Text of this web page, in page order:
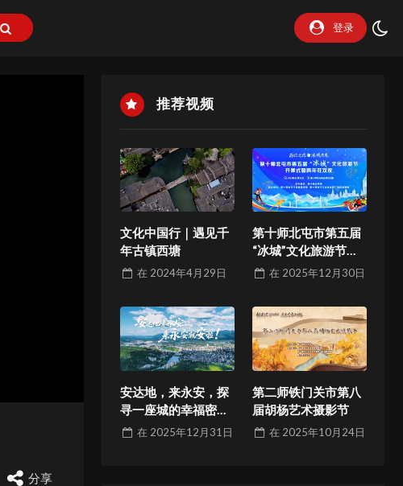
登录
分享
推荐视频
文化中国行｜遇见千
年古镇西塘
在 2024年4月29日
第十师北屯市第五届
“冰城”文化旅游节开
幕式暨跨年狂欢夜
在 2025年12月30日
安达地，来永安，探
寻一座城的幸福密码
与发展哲学
在 2025年12月31日
第二师铁门关市第八
届胡杨艺术摄影节
在 2025年10月24日